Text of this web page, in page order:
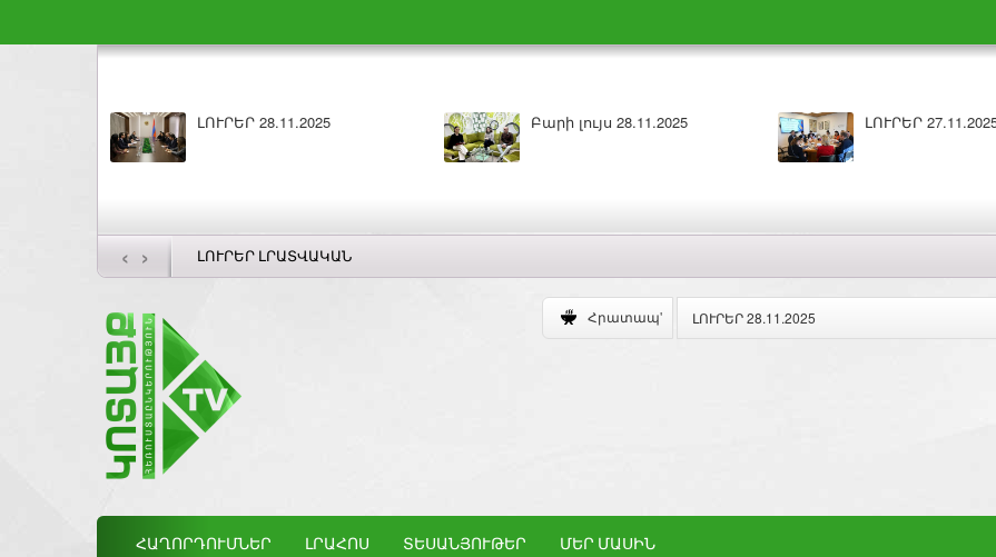
ԼՈՒՐԵՐ 28.11.2025 Բարի լույս 28.11.2025 ԼՈՒՐԵՐ
‹ › ԼՈՒՐԵՐ ԼՐԱՏՎԱԿԱՆ
Հրատապ' ԼՈՒՐԵՐ 28.11.2025
ՀԱՂՈՐԴՈՒՄՆԵՐ ԼՐԱՀՈՍ ՏԵՍԱՆՅՈՒԹԵՐ ՄԵՐ ՄԱՍԻՆ